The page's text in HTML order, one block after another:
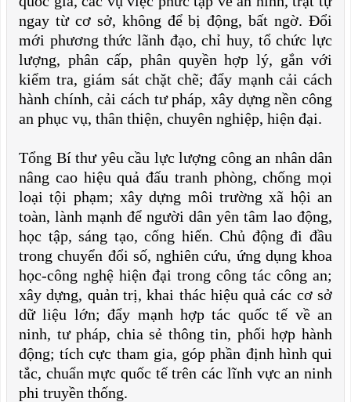
ngay từ cơ sở, không để bị động, bất ngờ. Đổi
mới phương thức lãnh đạo, chỉ huy, tổ chức lực
lượng, phân cấp, phân quyền hợp lý, gắn với
kiểm tra, giám sát chặt chẽ; đẩy mạnh cải cách
hành chính, cải cách tư pháp, xây dựng nền công
an phục vụ, thân thiện, chuyên nghiệp, hiện đại.
Tổng Bí thư yêu cầu lực lượng công an nhân dân
nâng cao hiệu quả đấu tranh phòng, chống mọi
loại tội phạm; xây dựng môi trường xã hội an
toàn, lành mạnh để người dân yên tâm lao động,
học tập, sáng tạo, cống hiến. Chủ động đi đầu
trong chuyển đổi số, nghiên cứu, ứng dụng khoa
học-công nghệ hiện đại trong công tác công an;
xây dựng, quản trị, khai thác hiệu quả các cơ sở
dữ liệu lớn; đẩy mạnh hợp tác quốc tế về an
ninh, tư pháp, chia sẻ thông tin, phối hợp hành
động; tích cực tham gia, góp phần định hình qui
tắc, chuẩn mực quốc tế trên các lĩnh vực an ninh
phi truyền thống.